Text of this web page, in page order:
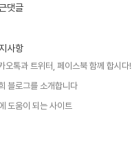
댓글
사항
오톡과 트위터, 페이스북 함께 합시다!
블로그를 소개합니다
도움이 되는 사이트